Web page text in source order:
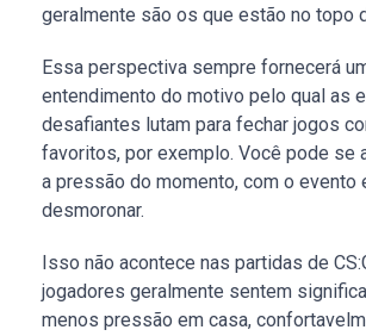
geralmente são os que estão no topo
Essa perspectiva sempre fornecerá
entendimento do motivo pelo qual as
desafiantes lutam para fechar jogos
favoritos, por exemplo. Você pode se
a pressão do momento, com o evento
desmoronar.
Isso não acontece nas partidas de
jogadores geralmente sentem
menos pressão em casa,